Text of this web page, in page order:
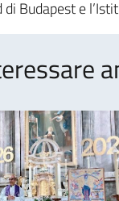
Budapest e